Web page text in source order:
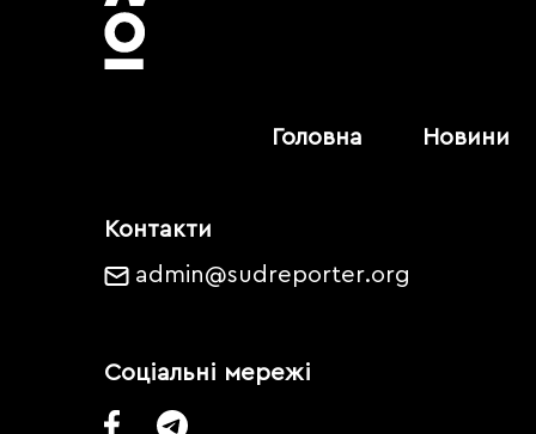
Головна Новини
Контакти
admin@sudreporter.org
Соціальні мережі